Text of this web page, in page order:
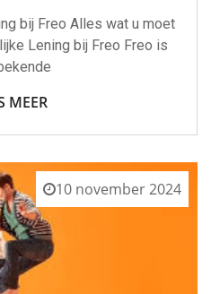
bij Freo Alles wat u moet
Lening bij Freo Freo is
MEER
10 november 2024